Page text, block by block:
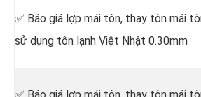
✅ Báo giá lợp mái tôn, thay tôn mái
sử dụng tôn lạnh Việt Nhật 0.30mm